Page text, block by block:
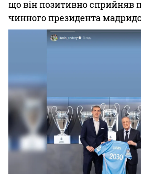
що він позитивно сприйняв
чинного президента